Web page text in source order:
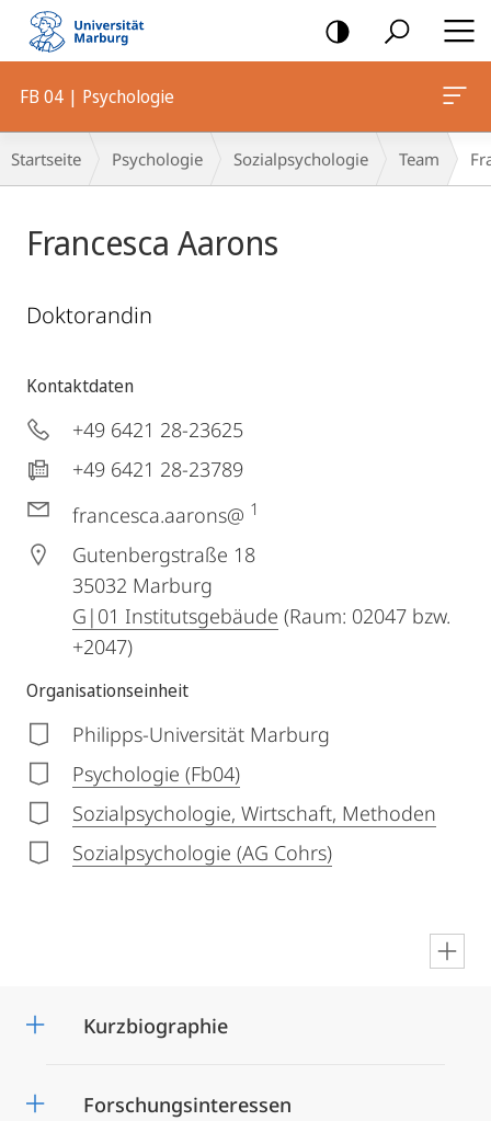
Mobile-
Navigation
FB 04 | Psychologie
Breadcrumb-
Navigation
Startseite Psychologie Sozialpsychologie Team
Francesca Aarons
Doktorandin
Kontaktdaten
+49 6421 28-23625
+49 6421 28-23789
francesca.aarons@ 1
Gutenbergstraße 18
35032 Marburg
G|01 Institutsgebäude (Raum: 02047 bzw.
+2047)
Organisationseinheit
Philipps-Universität Marburg
Psychologie (Fb04)
Sozialpsychologie, Wirtschaft, Methoden
Sozialpsychologie (AG Cohrs)
Kurzbiographie
Forschungsinteressen